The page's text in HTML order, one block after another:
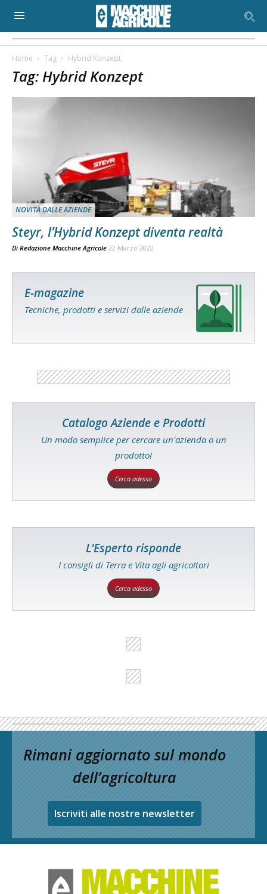
Home Tag Hybrid Konzept
Tag: Hybrid Konzept
NOVITÀ DALLE AZIENDE
Steyr, l’Hybrid Konzept diventa realtà
Di Redazione Macchine Agricole 22 Marzo 2022
E-magazine
Tecniche, prodotti e servizi dalle aziende
Catalogo Aziende e Prodotti
Un modo semplice per cercare un'azienda o un
prodotto!
Cerca adesso
L'Esperto risponde
I consigli di Terra e Vita agli agricoltori
Cerca adesso
Rimani aggiornato sul mondo
dell’agricoltura
Iscriviti alle nostre newsletter